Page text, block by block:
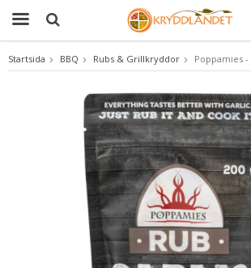
Produkten har blivit tillagd i
Startsida BBQ Rubs & Grillkryddor Poppamies -